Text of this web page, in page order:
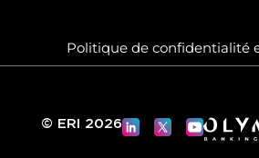
Politique de confidentialité
© ERI 2026